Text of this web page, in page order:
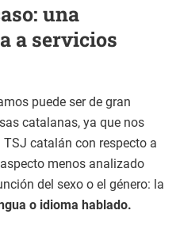
una
a servicios
puede ser de gran
catalanas, ya que nos
catalán con respecto a
menos analizado
del sexo o el género: la
o idioma hablado.